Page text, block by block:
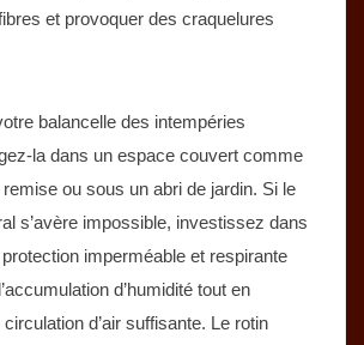
et provoquer des craquelures
balancelle des intempéries
la dans un espace couvert comme
ou sous un abri de jardin. Si le
s’avère impossible, investissez dans
imperméable et respirante
d’humidité tout en
d’air suffisante. Le rotin